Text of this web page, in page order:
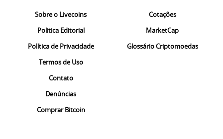
Sobre o Livecoins
Politica Editorial
Política de Privacidade
Termos de Uso
Contato
Denúncias
Comprar Bitcoin
Cotações
MarketCap
Glossário Criptomoedas